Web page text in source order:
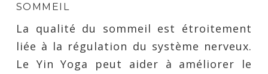
SOMMEIL
La qualité du sommeil est étroitement
liée à la régulation du système nerveux.
Le Yin Yoga peut aider à améliorer le